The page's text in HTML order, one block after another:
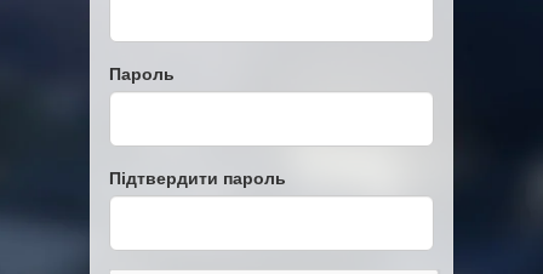
Пароль
Підтвердити пароль